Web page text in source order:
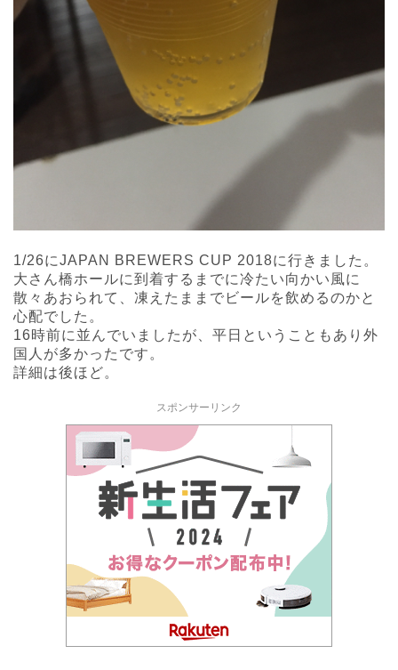
1/26にJAPAN BREWERS CUP 2018に行きました。
大さん橋ホールに到着するまでに冷たい向かい風に
散々あおられて、凍えたままでビールを飲めるのかと
心配でした。
16時前に並んでいましたが、平日ということもあり外
国人が多かったです。
詳細は後ほど。
スポンサーリンク